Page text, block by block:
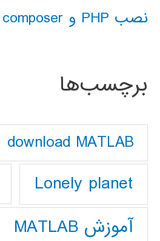
نصب PHP و composer در ویندوز 10
برچسب‌ها
download MATLAB
Lonely planet
آموزش MATLAB